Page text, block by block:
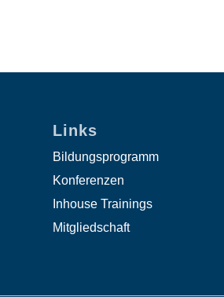
Links
Bildungsprogramm
Konferenzen
Inhouse Trainings
Mitgliedschaft